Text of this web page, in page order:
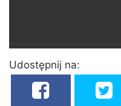
Udostępnij na: